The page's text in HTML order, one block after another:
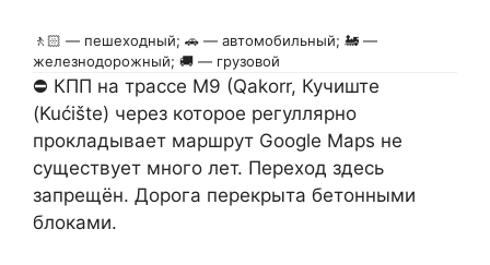
🚶🏻 — пешеходный; 🚗 — автомобильный; 🚂 —
железнодорожный; 🚚 — грузовой
⛔ КПП на трассе М9 (Qakorr, Кучиште
(Kućište) через которое регуллярно
прокладывает маршрут Google Maps не
существует много лет. Переход здесь
запрещён. Дорога перекрыта бетонными
блоками.